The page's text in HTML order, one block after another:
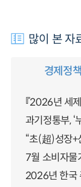
많이 본 자
경제정
『2026년 세
과기정통부, ‘
“초(超)성장+
7월 소비자
2026년 한국